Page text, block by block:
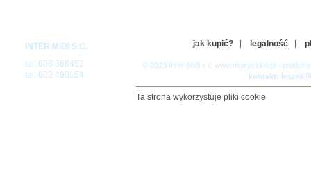
INTER MIDI S.C.
tel: 606 366452
tel: 602 498154
jak kupić? legalność
© 2023 Inter-Midi s.c www.muzyczka.pl -
kontakt:
Ta strona wykorzystuje pliki cookie